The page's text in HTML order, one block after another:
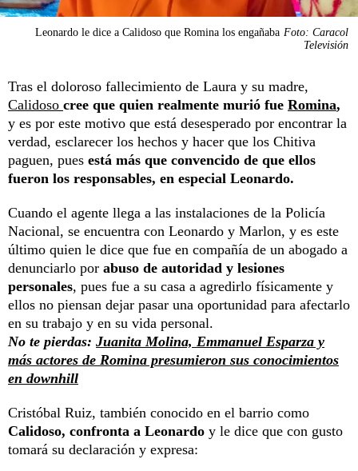
Leonardo le dice a Calidoso que Romina los engañaba Foto: Caracol
Televisión
Tras el doloroso fallecimiento de Laura y su madre,
Calidoso cree que quien realmente murió fue Romina,
y es por este motivo que está desesperado por encontrar la
verdad, esclarecer los hechos y hacer que los Chitiva
paguen, pues está más que convencido de que ellos
fueron los responsables, en especial Leonardo.
Cuando el agente llega a las instalaciones de la Policía
Nacional, se encuentra con Leonardo y Marlon, y es este
último quien le dice que fue en compañía de un abogado a
denunciarlo por abuso de autoridad y lesiones
personales, pues fue a su casa a agredirlo físicamente y
ellos no piensan dejar pasar una oportunidad para afectarlo
en su trabajo y en su vida personal.
No te pierdas: Juanita Molina, Emmanuel Esparza y
más actores de Romina presumieron sus conocimientos
en downhill
Cristóbal Ruiz, también conocido en el barrio como
Calidoso, confronta a Leonardo y le dice que con gusto
tomará su declaración y expresa: